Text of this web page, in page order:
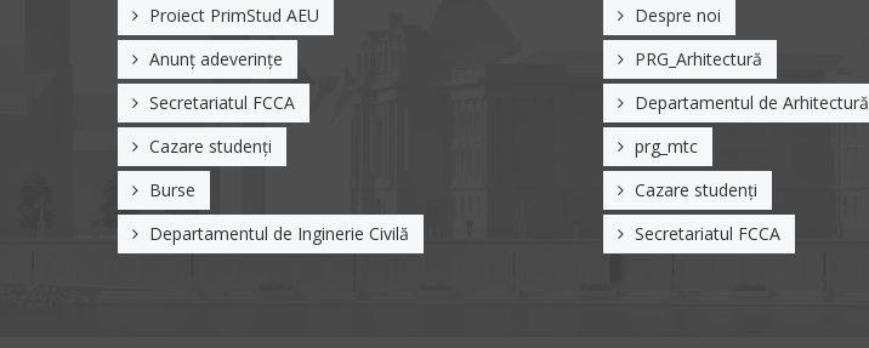
Proiect PrimStud AEU
Anunț adeverințe
Secretariatul FCCA
Cazare studenți
Burse
Departamentul de Inginerie Civilă
Despre noi
PRG_Arhitectură
Departamentul de Arhitectură
prg_mtc
Cazare studenți
Secretariatul FCCA